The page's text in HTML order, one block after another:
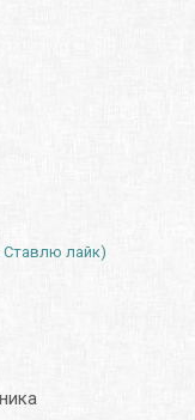
Ставлю лайк)